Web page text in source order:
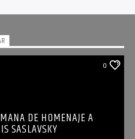
0
DE HOMENAJE A
SASLAVSKY